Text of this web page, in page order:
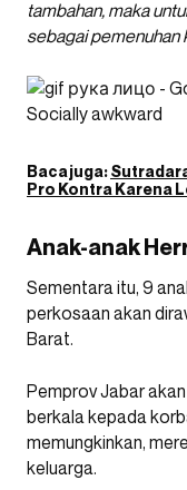
tambahan, maka
sebagai pemenuhan
Baca juga:
Pro Kontra Karena
Anak-anak
Sementara itu, 9
perkosaan akan
Barat.
Pemprov Jabar
berkala kepada
memungkinkan,
keluarga.